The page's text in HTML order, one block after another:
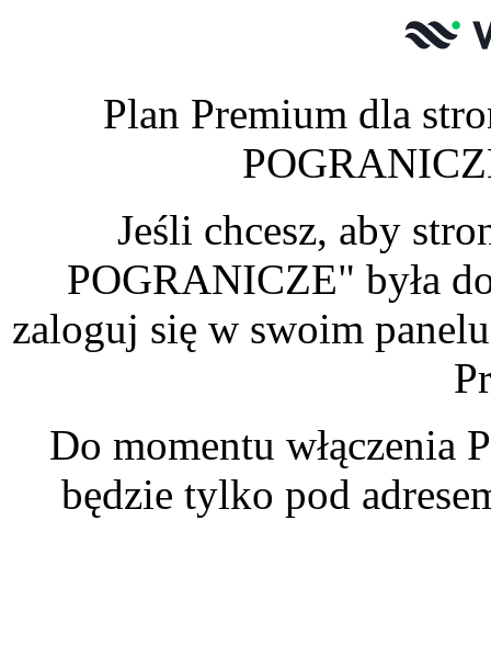
Plan Premium dla
Jeśli chcesz, aby
POGRANICZE" była
zaloguj się w swoim
Do momentu włączenia
będzie tylko pod